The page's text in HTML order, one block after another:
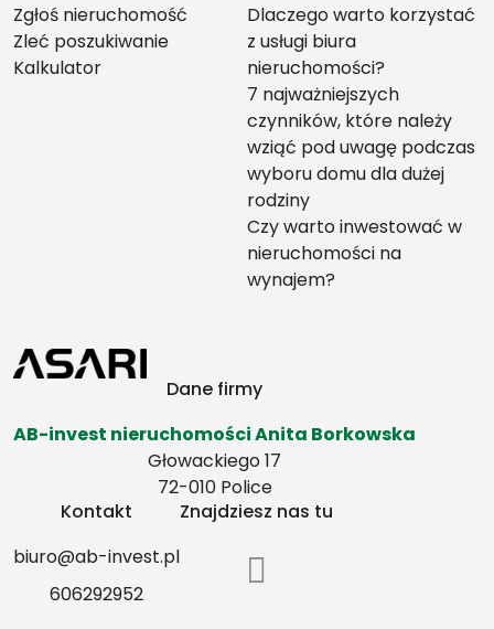
Zgłoś nieruchomość
Zleć poszukiwanie
Kalkulator
Dlaczego warto korzystać
z usługi biura
nieruchomości?
7 najważniejszych
czynników, które należy
wziąć pod uwagę podczas
wyboru domu dla dużej
rodziny
Czy warto inwestować w
nieruchomości na
wynajem?
Dane firmy
AB-invest nieruchomości Anita Borkowska
Głowackiego 17
72-010 Police
Kontakt
biuro@ab-invest.pl
606292952
Znajdziesz nas tu